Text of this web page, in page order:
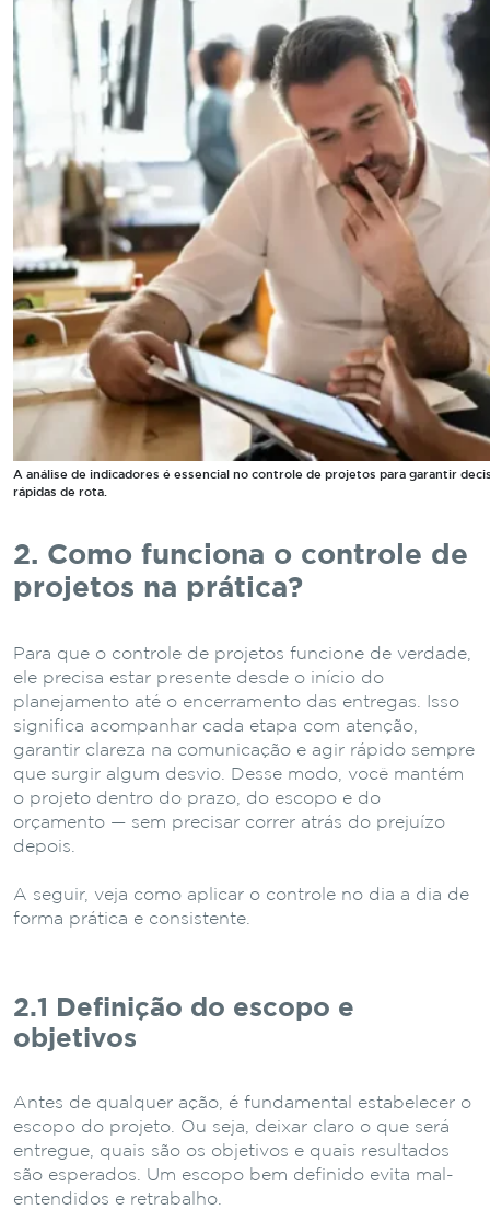
A análise de indicadores é essencial no controle de projetos para garantir
rápidas de rota.
2. Como funciona o controle de
projetos na prática?
Para que o controle de projetos funcione de verdade,
ele precisa estar presente desde o início do
planejamento até o encerramento das entregas. Isso
significa acompanhar cada etapa com atenção,
garantir clareza na comunicação e agir rápido sempre
que surgir algum desvio. Desse modo, você mantém
o projeto dentro do prazo, do escopo e do
orçamento — sem precisar correr atrás do prejuízo
depois.
A seguir, veja como aplicar o controle no dia a dia de
forma prática e consistente.
2.1 Definição do escopo e
objetivos
Antes de qualquer ação, é fundamental estabelecer o
escopo do projeto. Ou seja, deixar claro o que será
entregue, quais são os objetivos e quais resultados
são esperados. Um escopo bem definido evita mal-
entendidos e retrabalho.